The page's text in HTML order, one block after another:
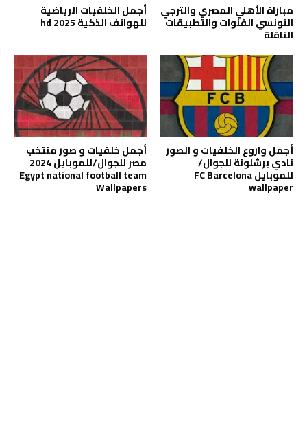
مباراة الأهلي المصري والترجي
التونسي القنوات والتطبيقات
الناقلة
أجمل الخلفيات الرياضية
للهواتف الذكية hd 2025
أجمل واروع الخلفيات و الصور
نادي برشلونة للجوال/
للموبايل FC Barcelona
wallpaper
أجمل خلفيات و صور منتخب
مصر للجوال/للموبايل 2024
Egypt national football team
Wallpapers